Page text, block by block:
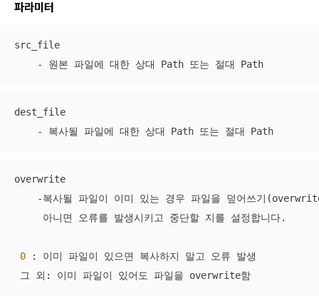
파라미터
src_file
    - 원본 파일에 대한 상대 Path 또는 절대 Path
dest_file
    - 복사될 파일에 대한 상대 Path 또는 절대 Path
overwrite
-복사될 파일이 이미 있는 경우 파일을 덮어쓰기
     아니면 오류를 발생시키고 중단할 지를 설정합니다.
0 : 이미 파일이 있으면 복사하지 말고 오류 발생
그 외: 이미 파일이 있어도 파일을 overwrite함